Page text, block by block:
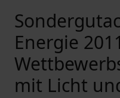
Energie
mit Licht